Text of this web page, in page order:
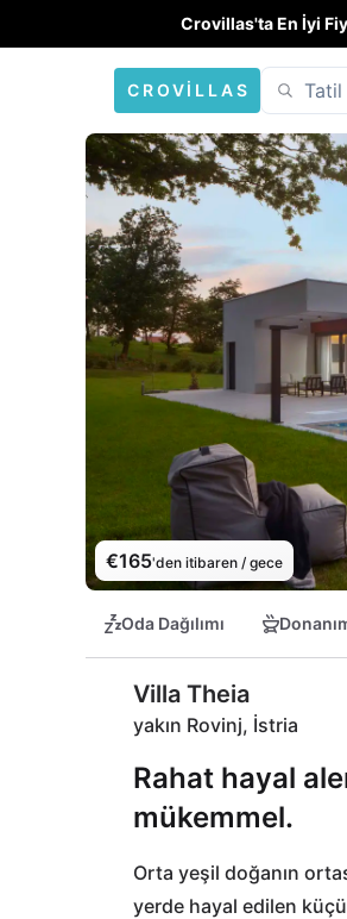
Crovillas'ta En İyi
CROVILLAS
€165'den itibaren / gece
Oda Dağılımı
Villa Theia
yakın Rovinj, İstria
Rahat hayal
mükemmel.
Orta yeşil doğanın
yerde hayal edilen